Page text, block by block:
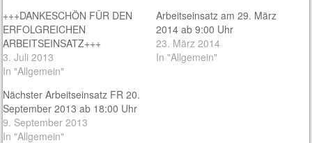
+++DANKESCHÖN FÜR DEN
ERFOLGREICHEN
ARBEITSEINSATZ+++
3. Juli 2013
In "Allgemein"
Arbeitseinsatz am 29. März
2014 ab 9:00 Uhr
23. März 2014
In "Allgemein"
Nächster Arbeitseinsatz FR 20.
September 2013 ab 18:00 Uhr
9. September 2013
In "Allgemein"